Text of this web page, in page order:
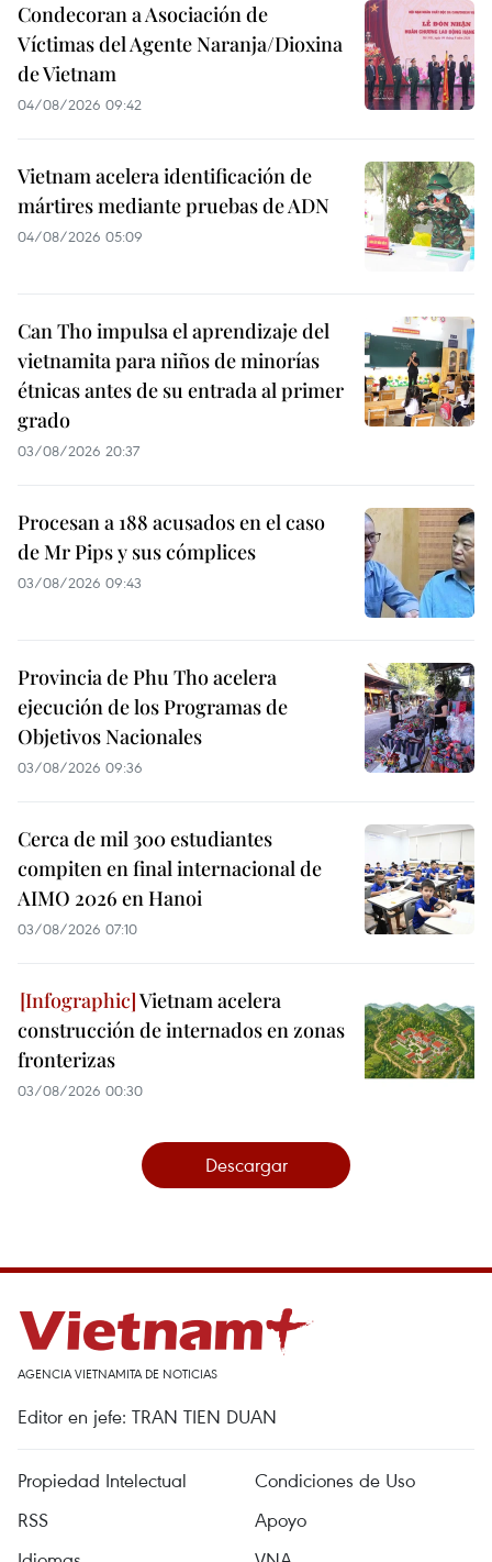
Condecoran a Asociación de
Víctimas del Agente Naranja/Dioxina
de Vietnam
04/08/2026 09:42
Vietnam acelera identificación de
mártires mediante pruebas de ADN
04/08/2026 05:09
Can Tho impulsa el aprendizaje del
vietnamita para niños de minorías
étnicas antes de su entrada al primer
grado
03/08/2026 20:37
Procesan a 188 acusados en el caso
de Mr Pips y sus cómplices
03/08/2026 09:43
Provincia de Phu Tho acelera
ejecución de los Programas de
Objetivos Nacionales
03/08/2026 09:36
Cerca de mil 300 estudiantes
compiten en final internacional de
AIMO 2026 en Hanoi
03/08/2026 07:10
Vietnam acelera
construcción de internados en zonas
fronterizas
03/08/2026 00:30
Descargar
AGENCIA VIETNAMITA DE NOTICIAS
Editor en jefe: TRAN TIEN DUAN
Propiedad Intelectual
Condiciones de Uso
RSS
Apoyo